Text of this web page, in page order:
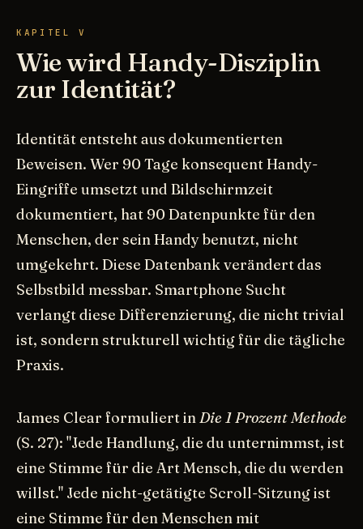
KAPITEL V
Wie wird Handy-Disziplin
zur Identität?
Identität entsteht aus dokumentierten
Beweisen. Wer 90 Tage konsequent Handy-
Eingriffe umsetzt und Bildschirmzeit
dokumentiert, hat 90 Datenpunkte für den
Menschen, der sein Handy benutzt, nicht
umgekehrt. Diese Datenbank verändert das
Selbstbild messbar. Smartphone Sucht
verlangt diese Differenzierung, die nicht trivial
ist, sondern strukturell wichtig für die tägliche
Praxis.
James Clear formuliert inDie 1 Prozent Methode
(S. 27): "Jede Handlung, die du unternimmst, ist
eine Stimme für die Art Mensch, die du werden
willst." Jede nicht-getätigte Scroll-Sitzung ist
eine Stimme für den Menschen mit